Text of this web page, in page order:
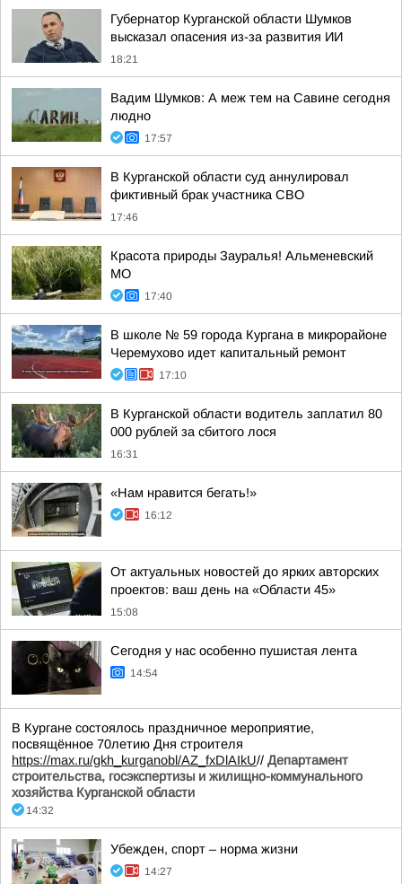
Губернатор Курганской области Шумков
высказал опасения из-за развития ИИ
18:21
Вадим Шумков: А меж тем на Савине сегодня
людно
17:57
В Курганской области суд аннулировал
фиктивный брак участника СВО
17:46
Красота природы Зауралья! Альменевский
МО
17:40
В школе № 59 города Кургана в микрорайоне
Черемухово идет капитальный ремонт
17:10
В Курганской области водитель заплатил 80
000 рублей за сбитого лося
16:31
«Нам нравится бегать!»
16:12
От актуальных новостей до ярких авторских
проектов: ваш день на «Области 45»
15:08
Сегодня у нас особенно пушистая лента
14:54
В Кургане состоялось праздничное мероприятие,
посвящённое 70летию Дня строителя
https://max.ru/gkh_kurganobl/AZ_fxDlAIkU// Департамент
строительства, госэкспертизы и жилищно-коммунального
хозяйства Курганской области
14:32
Убежден, спорт – норма жизни
14:27